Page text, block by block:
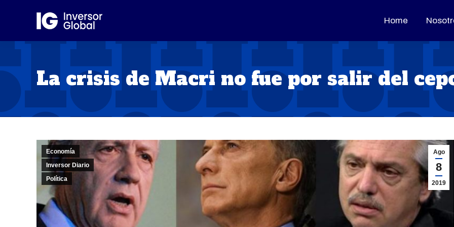
Home
La crisis de Macri no fue por salir del
Ago
8
2019
Economía
Inversor Diario
Política
Home